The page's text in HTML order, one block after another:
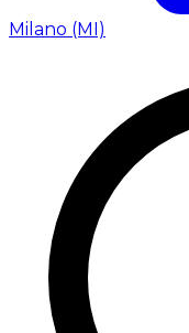
Milano (MI)